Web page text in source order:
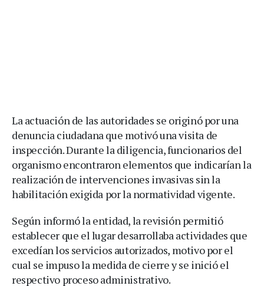
La actuación de las autoridades se originó por una
denuncia ciudadana que motivó una visita de
inspección. Durante la diligencia, funcionarios del
organismo encontraron elementos que indicarían la
realización de intervenciones invasivas sin la
habilitación exigida por la normatividad vigente.
Según informó la entidad, la revisión permitió
establecer que el lugar desarrollaba actividades que
excedían los servicios autorizados, motivo por el
cual se impuso la medida de cierre y se inició el
respectivo proceso administrativo.